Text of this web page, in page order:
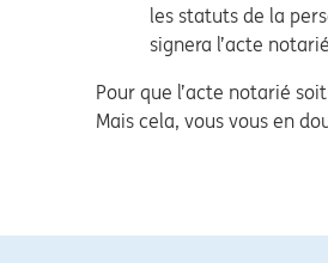
les statuts de la
signera l’acte
Pour que l’acte notarié
Mais cela, vous vous en